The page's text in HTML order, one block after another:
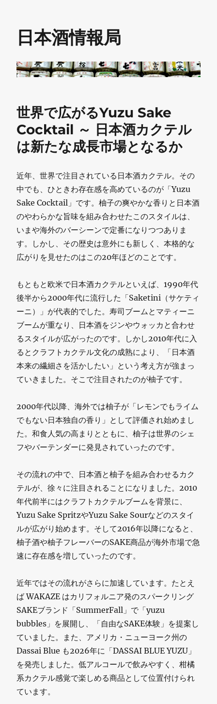
日本酒情報局
世界で広がるYuzu Sake
Cocktail ～ 日本酒カクテル
は新たな成長市場となるか
近年、世界で注目されている日本酒カクテル。その
中でも、ひときわ存在感を高めているのが「Yuzu
Sake Cocktail」です。柚子の爽やかな香りと日本酒
のやわらかな旨味を組み合わせたこのスタイルは、
いまや海外のバーシーンで定番になりつつありま
す。しかし、その歴史は意外にも新しく、本格的な
広がりを見せたのはこの20年ほどのことです。
もともと欧米で日本酒カクテルといえば、1990年代
後半から2000年代に流行した「Saketini（サケティ
ーニ）」が代表的でした。寿司ブームとマティーニ
ブームが重なり、日本酒をジンやウォッカと合わせ
るスタイルが広がったのです。しかし2010年代に入
るとクラフトカクテル文化の成熟により、「日本酒
本来の繊細さを活かしたい」という考え方が強まっ
ていきました。そこで注目されたのが柚子です。
2000年代以降、海外では柚子が「レモンでもライム
でもない日本独自の香り」として評価され始めまし
た。和食人気の高まりとともに、柚子は世界のシェ
フやバーテンダーに発見されていったのです。
その流れの中で、日本酒と柚子を組み合わせるカク
テルが、徐々に注目されることになりました。2010
年代前半にはクラフトカクテルブームを背景に、
Yuzu Sake SpritzやYuzu Sake Sourなどのスタイ
ルが広がり始めます。そして2016年以降になると、
柚子酒や柚子フレーバーのSAKE商品が海外市場で急
速に存在感を増していったのです。
近年ではその流れがさらに加速しています。たとえ
ば WAKAZE はカリフォルニア発のスパークリング
SAKEブランド「SummerFall」で「yuzu
bubbles」を展開し、「自由なSAKE体験」を提案し
ていました。また、アメリカ・ニューヨーク州の
Dassai Blue も2026年に「DASSAI BLUE YUZU」
を発売しました。低アルコールで飲みやすく、柑橘
系カクテル感覚で楽しめる商品として位置付けられ
ています。